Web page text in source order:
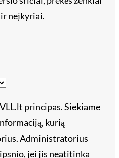
neįkyriai.
principas. Siekiame
kurią
Administratorius
jei jis neatitinka